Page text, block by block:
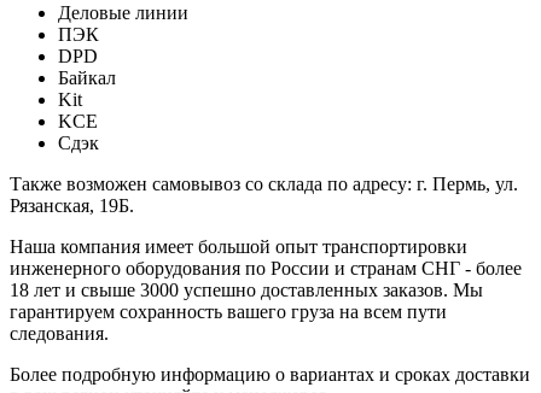
Деловые линии
ПЭК
DPD
Байкал
Kit
KCE
Сдэк
Также возможен самовывоз со склада по адресу: г. Пермь, ул.
Рязанская, 19Б.
Наша компания имеет большой опыт транспортировки
инженерного оборудования по России и странам СНГ - более
18 лет и свыше 3000 успешно доставленных заказов. Мы
гарантируем сохранность вашего груза на всем пути
следования.
Более подробную информацию о вариантах и сроках доставки